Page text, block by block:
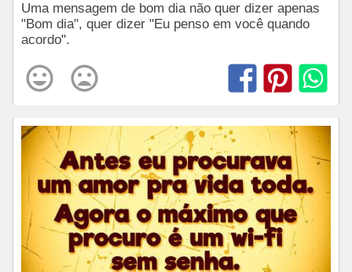
Uma mensagem de bom dia não quer dizer apenas
"Bom dia", quer dizer "Eu penso em você quando
acordo".